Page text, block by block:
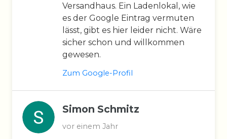
Versandhaus. Ein Ladenlokal, wie
es der Google Eintrag vermuten
lässt, gibt es hier leider nicht. Wäre
sicher schon und willkommen
gewesen.
Zum Google-Profil
Simon Schmitz
vor einem Jahr